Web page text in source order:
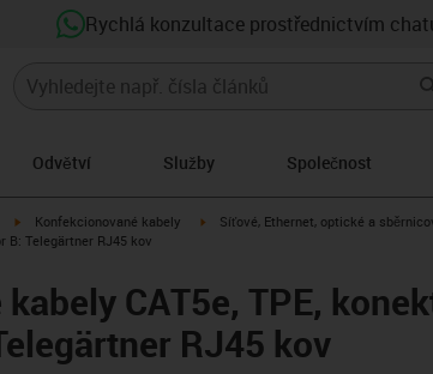
Rychlá konzultace prostřednictvím
Odvětví Služby Společnost
igus-icon-arrow-right
Konfekcionované kabely igus-icon-arrow-right
Síťové, Ethernet, optické a
B: Telegärtner RJ45 kov
CAT5e, TPE,
RJ45 kov